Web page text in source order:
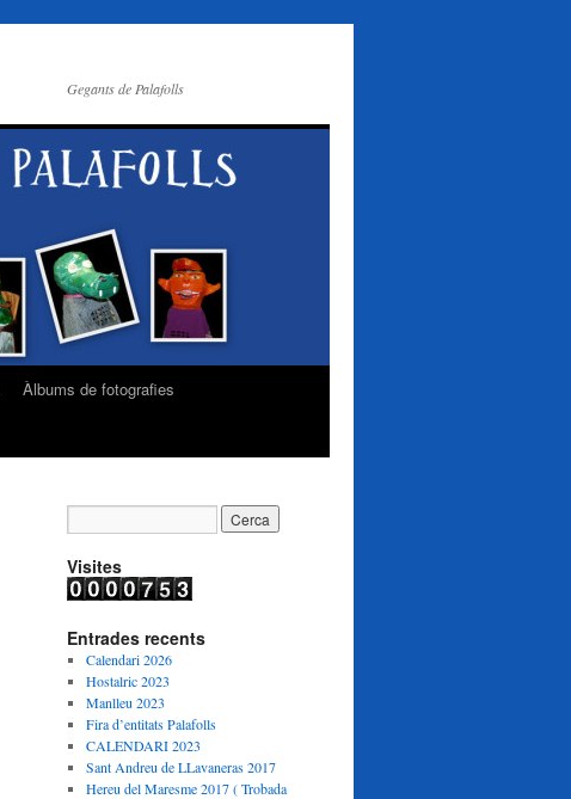
Gegants de Palafolls
Àlbums de fotografies
Visites
Entrades recents
Calendari 2026
Hostalric 2023
Manlleu 2023
Fira d’entitats Palafolls
CALENDARI 2023
Sant Andreu de LLavaneras 2017
Hereu del Maresme 2017 ( Trobada